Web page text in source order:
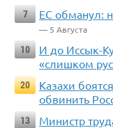
7
ЕС обманул:
— 5 Августа
10
И до Иссык-
«слишком
20
Казахи
обвинить
13
Министр